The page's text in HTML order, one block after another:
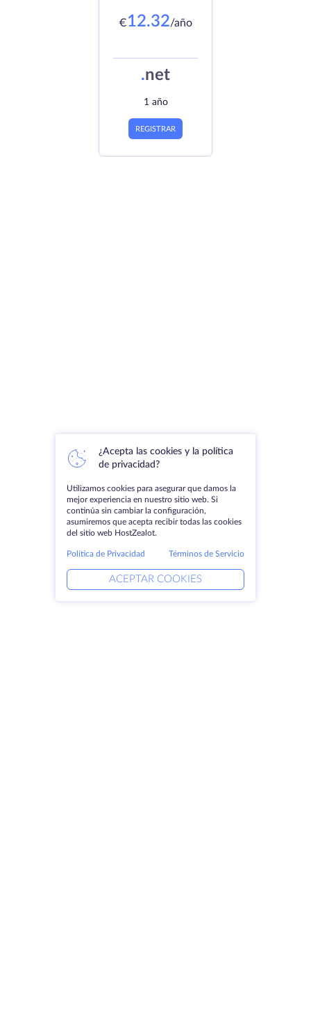
€12.32/año
.net
1 año
REGISTRAR
¿Acepta las cookies y la política
de privacidad?
Utilizamos cookies para asegurar que damos la
mejor experiencia en nuestro sitio web. Si
continúa sin cambiar la configuración,
asumiremos que acepta recibir todas las cookies
del sitio web HostZealot.
Política de Privacidad Términos de Servicio
ACEPTAR COOKIES